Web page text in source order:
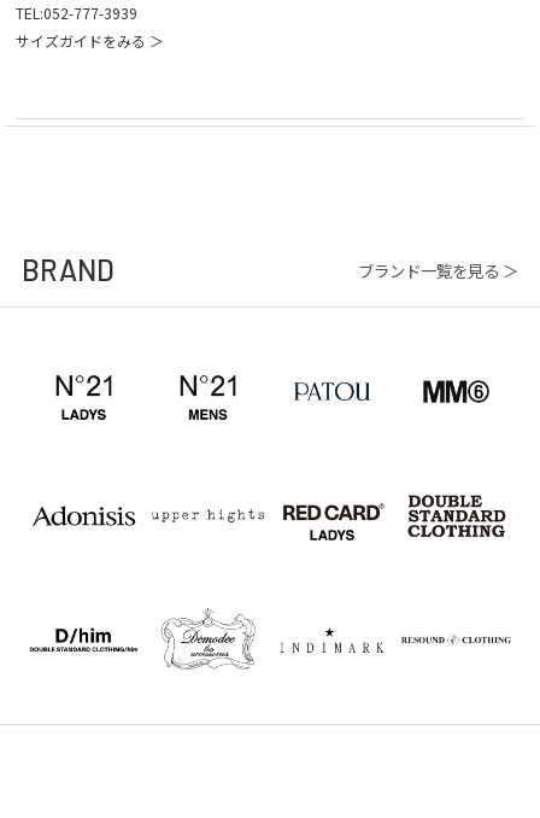
TEL:052-777-3939
サイズガイドをみる ＞
BRAND ブランド一覧を見る ＞